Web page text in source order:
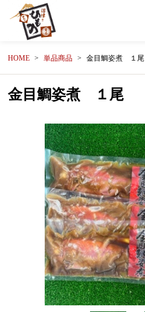
HOME 単品商品 金目鯛姿煮 １尾
金目鯛姿煮 １尾